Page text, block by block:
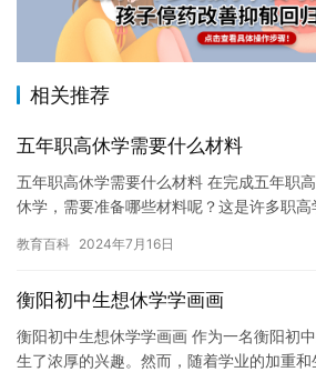
相关推荐
五年职高休学需要什么材料
五年职高休学需要什么材料 在完成五年职
休学，需要准备哪些材料呢？这是许多职高
先，…
教育百科 2024年7月16日
衡阳初中生想休学学画画
衡阳初中生想休学学画画 作为一名衡阳初
生了浓厚的兴趣。然而，随着学业的加重